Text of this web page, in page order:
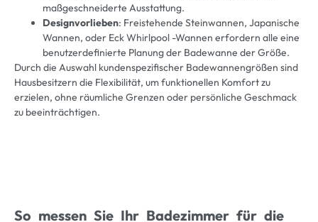
maßgeschneiderte Ausstattung.
Designvorlieben: Freistehende Steinwannen, Japanische
Wannen, oder Eck Whirlpool -Wannen erfordern alle eine
benutzerdefinierte Planung der Badewanne der Größe.
Durch die Auswahl kundenspezifischer Badewannengrößen sind
Hausbesitzern die Flexibilität, um funktionellen Komfort zu
erzielen, ohne räumliche Grenzen oder persönliche Geschmack
zu beeinträchtigen.
So messen Sie Ihr Badezimmer für die